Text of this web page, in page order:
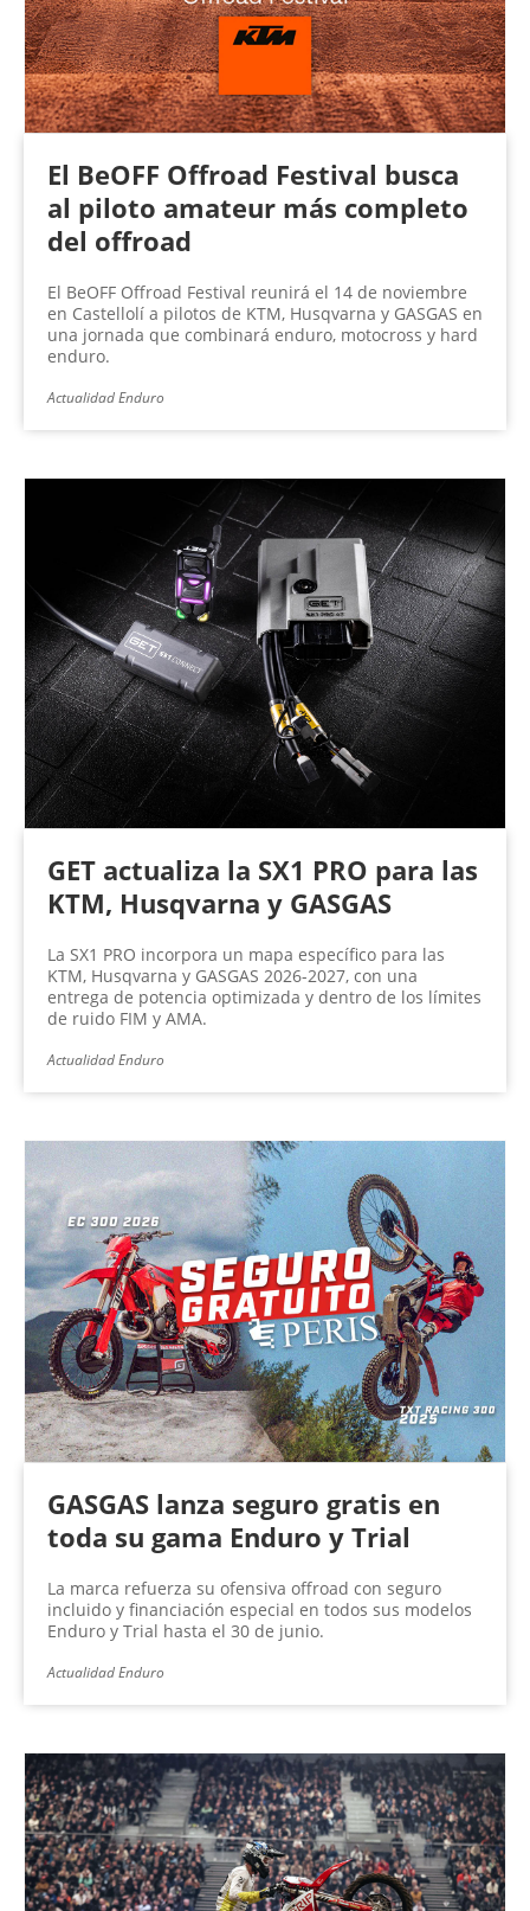
El BeOFF Offroad Festival busca
al piloto amateur más completo
del offroad
El BeOFF Offroad Festival reunirá el 14 de noviembre
en Castellolí a pilotos de KTM, Husqvarna y GASGAS en
una jornada que combinará enduro, motocross y hard
enduro.
Actualidad Enduro
GET actualiza la SX1 PRO para las
KTM, Husqvarna y GASGAS
La SX1 PRO incorpora un mapa específico para las
KTM, Husqvarna y GASGAS 2026-2027, con una
entrega de potencia optimizada y dentro de los límites
de ruido FIM y AMA.
Actualidad Enduro
GASGAS lanza seguro gratis en
toda su gama Enduro y Trial
La marca refuerza su ofensiva offroad con seguro
incluido y financiación especial en todos sus modelos
Enduro y Trial hasta el 30 de junio.
Actualidad Enduro